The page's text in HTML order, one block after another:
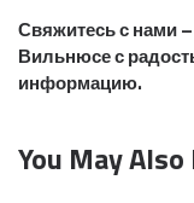
Свяжитесь с нами
Вильнюсе с
информацию.
You May Also